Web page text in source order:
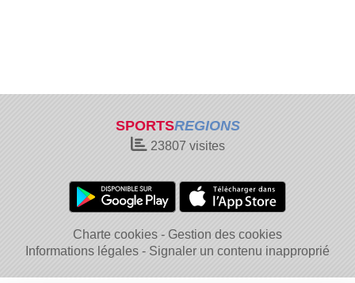
SPORTSREGIONS
23807 visites
Charte cookies
Gestion des cookies
Informations légales
Signaler un contenu inapproprié